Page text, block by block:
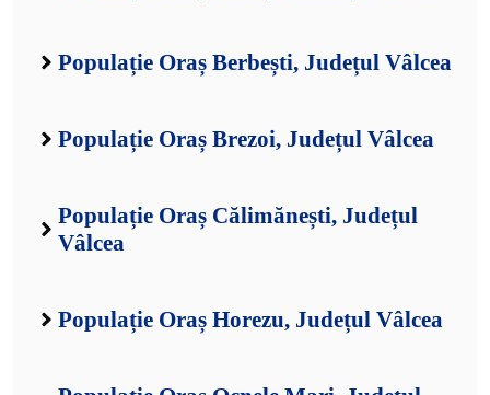
Populație Oraș Berbești, Județul Vâlcea
Populație Oraș Brezoi, Județul Vâlcea
Populație Oraș Călimănești, Județul
Vâlcea
Populație Oraș Horezu, Județul Vâlcea